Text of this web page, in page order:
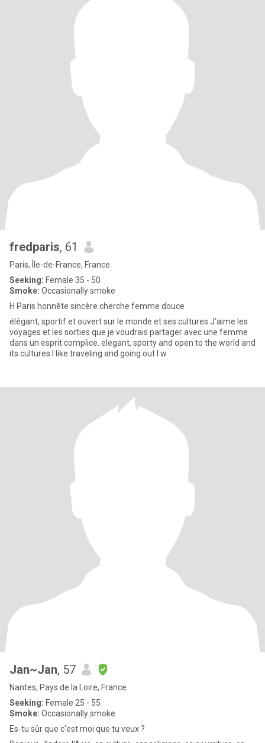
fredparis, 61
Paris, Île-de-France, France
Seeking: Female 35 - 50
Smoke: Occasionally smoke
H Paris honnête sincère cherche femme douce
élégant, sportif et ouvert sur le monde et ses cultures J'aime les
voyages et les sorties que je voudrais partager avec une femme
dans un esprit complice. elegant, sporty and open to the world and
its cultures I like traveling and going out I w
Jan~Jan, 57
Nantes, Pays de la Loire, France
Seeking: Female 25 - 55
Smoke: Occasionally smoke
Es-tu sûr que c'est moi que tu veux ?